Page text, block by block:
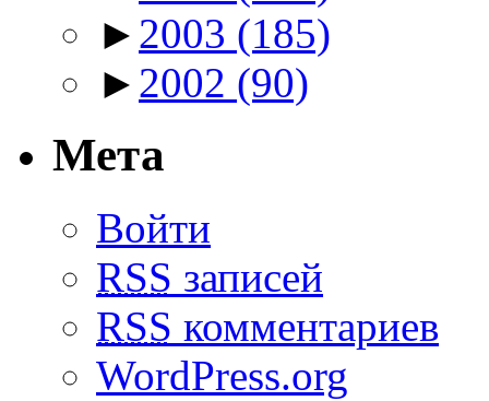
► 2003 (185)
► 2002 (90)
Мета
Войти
RSS записей
RSS комментариев
WordPress.org